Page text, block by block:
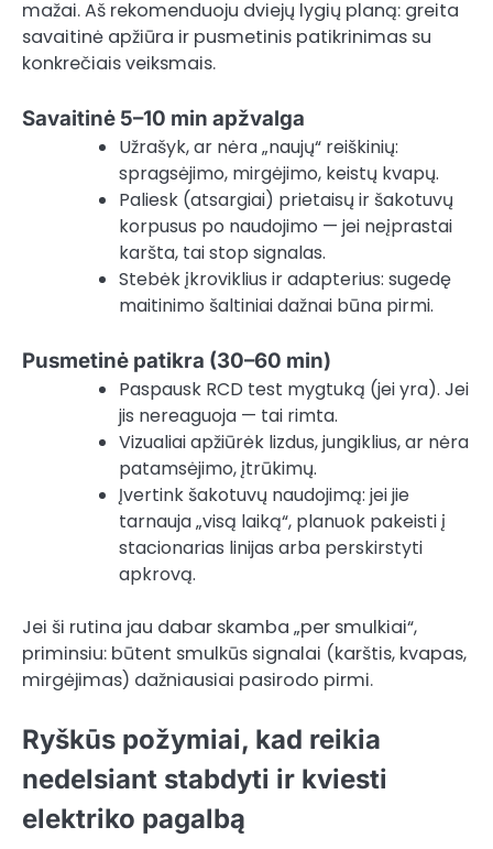
mažai. Aš rekomenduoju dviejų lygių planą: greita
savaitinė apžiūra ir pusmetinis patikrinimas su
konkrečiais veiksmais.
Savaitinė 5–10 min apžvalga
Užrašyk, ar nėra „naujų“ reiškinių:
spragsėjimo, mirgėjimo, keistų kvapų.
Paliesk (atsargiai) prietaisų ir šakotuvų
korpusus po naudojimo — jei neįprastai
karšta, tai stop signalas.
Stebėk įkroviklius ir adapterius: sugedę
maitinimo šaltiniai dažnai būna pirmi.
Pusmetinė patikra (30–60 min)
Paspausk RCD test mygtuką (jei yra). Jei
jis nereaguoja — tai rimta.
Vizualiai apžiūrėk lizdus, jungiklius, ar nėra
patamsėjimo, įtrūkimų.
Įvertink šakotuvų naudojimą: jei jie
tarnauja „visą laiką“, planuok pakeisti į
stacionarias linijas arba perskirstyti
apkrovą.
Jei ši rutina jau dabar skamba „per smulkiai“,
priminsiu: būtent smulkūs signalai (karštis, kvapas,
mirgėjimas) dažniausiai pasirodo pirmi.
Ryškūs požymiai, kad reikia
nedelsiant stabdyti ir kviesti
elektriko pagalbą